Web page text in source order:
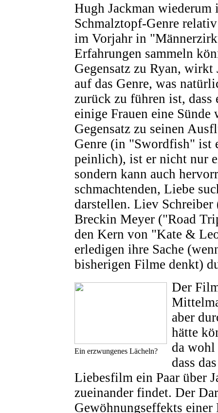
Hugh Jackman wiederum
Schmalztopf-Genre
im Vorjahr in
Erfahrungen sammeln
Gegensatz zu Ryan, wirkt
auf das Genre, was
zurück zu führen ist,
einige Frauen eine Sünde
Gegensatz zu seinen
Genre (in "Swordfish" ist
peinlich), ist er nicht nur
sondern kann auch
schmachtenden, Liebe
darstellen. Liev Schreiber
Breckin Meyer ("Road
den Kern von "Kate &
erledigen ihre Sache
bisherigen Filme denkt)
Ein erzwungenes Lächeln?
Der
aber
hätte
da wohl
dass
Liebesfilm ein Paar über
zueinander findet. Der
Gewöhnungseffekts einer